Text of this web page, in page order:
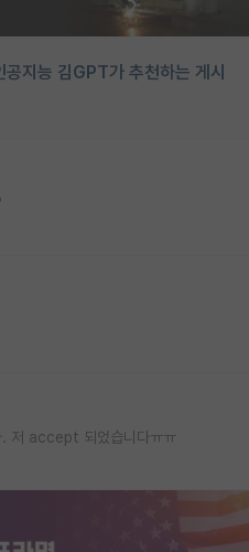
지능 김GPT가 추천하는 게시
. 저 accept 되었습니다ㅠㅠ